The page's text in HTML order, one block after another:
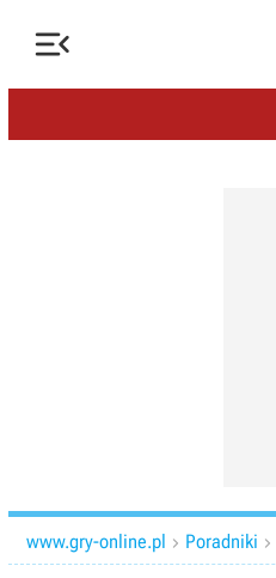

www.gry-online.pl  Poradniki 